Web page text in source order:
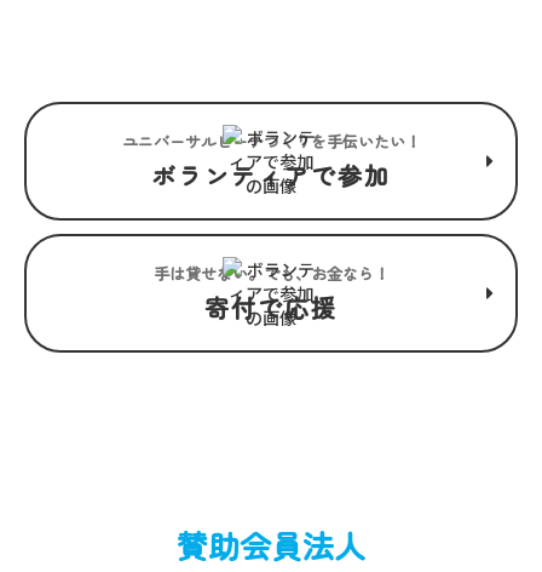
ユニバーサルビーチつくりを手伝いたい！
ボランティアで参加
手は貸せない。でも、お金なら！
寄付で応援
賛助会員法人